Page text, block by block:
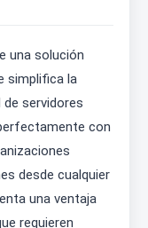
una solución
simplifica la
servidores
con
desde cualquier
una ventaja
requieren